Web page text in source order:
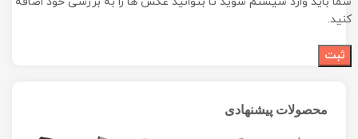
کنید.
محصولات پیشنهادی